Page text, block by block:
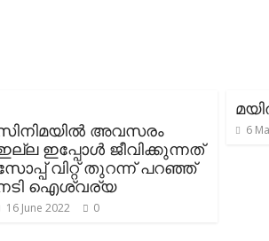
അവസരം
ഇപ്പോള്‍ ജീവിക്കുന്നത്
വിറ്റ് തുറന്ന് പറഞ്ഞ്
ഐശ്വര്യ
16 June 2022 0
6